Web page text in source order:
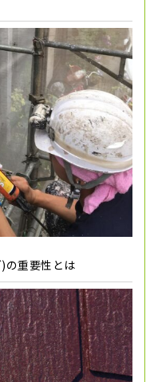
の重要性とは